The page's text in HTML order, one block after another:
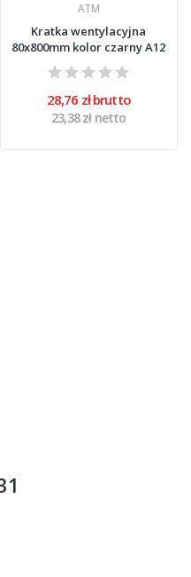
ATM
Kratka wentylacyjna
80x800mm kolor czarny A12
28,76 zł brutto
23,38 zł netto